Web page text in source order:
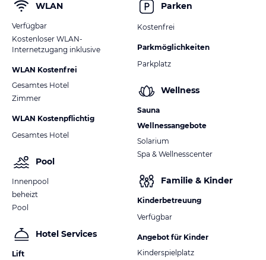
WLAN
Verfügbar
Kostenloser WLAN-
Internetzugang inklusive
WLAN Kostenfrei
Gesamtes Hotel
Zimmer
WLAN Kostenpflichtig
Gesamtes Hotel
Pool
Innenpool
beheizt
Pool
Hotel Services
Lift
Parken
Kostenfrei
Parkmöglichkeiten
Parkplatz
Wellness
Sauna
Wellnessangebote
Solarium
Spa & Wellnesscenter
Familie & Kinder
Kinderbetreuung
Verfügbar
Angebot für Kinder
Kinderspielplatz